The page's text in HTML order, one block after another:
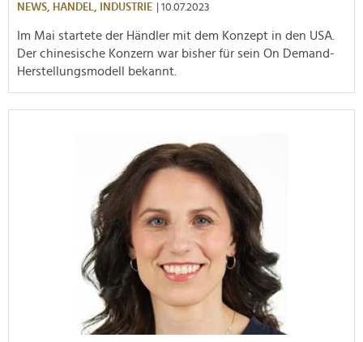
NEWS, HANDEL, INDUSTRIE | 10.07.2023
Im Mai startete der Händler mit dem Konzept in den USA.
Der chinesische Konzern war bisher für sein On Demand-
Herstellungsmodell bekannt.